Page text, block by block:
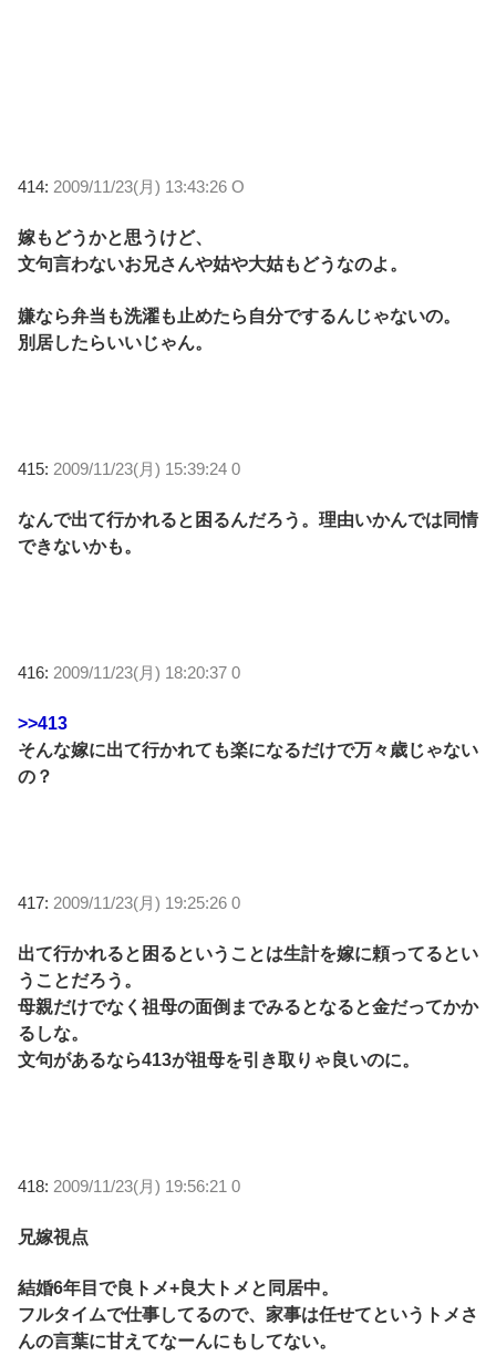
414: 2009/11/23(月) 13:43:26 O
嫁もどうかと思うけど、
文句言わないお兄さんや姑や大姑もどうなのよ。
嫌なら弁当も洗濯も止めたら自分でするんじゃないの。
別居したらいいじゃん。
415: 2009/11/23(月) 15:39:24 0
なんで出て行かれると困るんだろう。理由いかんでは同情
できないかも。
416: 2009/11/23(月) 18:20:37 0
>>413
そんな嫁に出て行かれても楽になるだけで万々歳じゃない
の？
417: 2009/11/23(月) 19:25:26 0
出て行かれると困るということは生計を嫁に頼ってるとい
うことだろう。
母親だけでなく祖母の面倒までみるとなると金だってかか
るしな。
文句があるなら413が祖母を引き取りゃ良いのに。
418: 2009/11/23(月) 19:56:21 0
兄嫁視点
結婚6年目で良トメ+良大トメと同居中。
フルタイムで仕事してるので、家事は任せてというトメさ
んの言葉に甘えてなーんにもしてない。